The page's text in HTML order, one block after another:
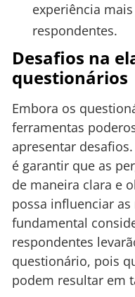
experiência
respondentes.
Desafios na
questionários
Embora os
ferramentas
apresentar
é garantir que as
de maneira clara e
possa influenciar
fundamental
respondentes
questionário, pois
podem resultar em